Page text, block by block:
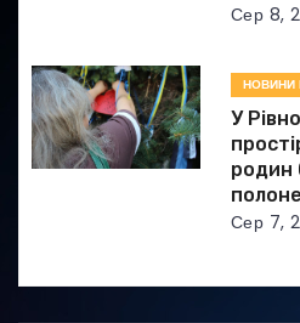
Сер 8,
НОВИНИ
У
родин
Сер 7,